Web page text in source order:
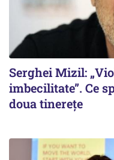
Serghei Mizil:
imbecilitate”. Ce
doua tinerețe